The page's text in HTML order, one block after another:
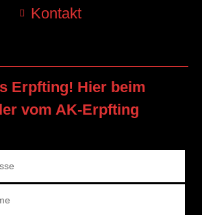
Kontakt
Erpfting! Hier beim
vom AK-Erpfting